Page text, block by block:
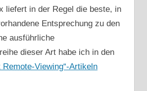
liefert in der Regel die beste, in
Entsprechung zu den
ausführliche
dieser Art habe ich in den
Remote-Viewing“-Artikeln